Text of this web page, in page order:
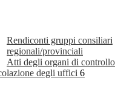
Rendiconti gruppi consiliari
regionali/provinciali
Atti degli organi di controllo
degli uffici 6